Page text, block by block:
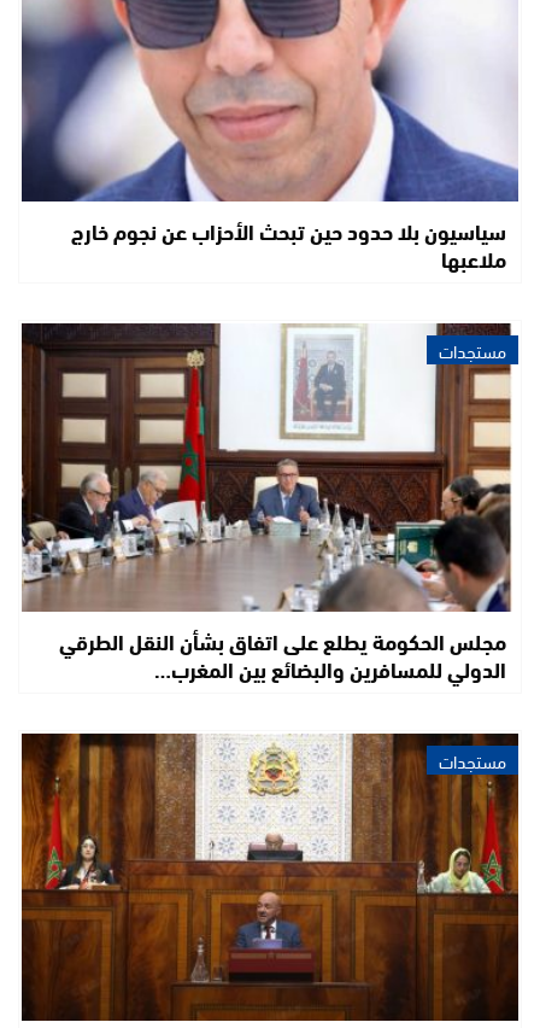
سياسيون بلا حدود حين تبحث الأحزاب عن نجوم خارج
ملاعبها
مستجدات
مجلس الحكومة يطلع على اتفاق بشأن النقل الطرقي
الدولي للمسافرين والبضائع بين المغرب…
مستجدات